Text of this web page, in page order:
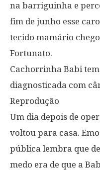
na barriguinha e
fim de junho esse
tecido mamário
Fortunato.
Cachorrinha Babi
diagnosticada com
Reprodução
Um dia depois de
voltou para casa.
pública lembra que
medo era de que a